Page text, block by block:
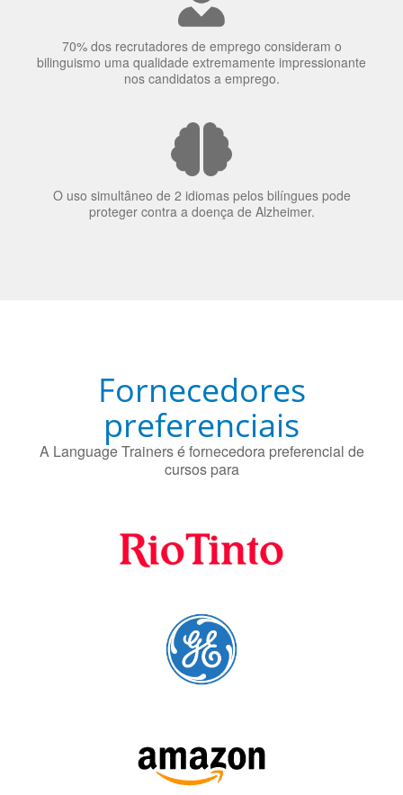
70% dos recrutadores de emprego consideram o
bilinguismo uma qualidade extremamente impressionante
nos candidatos a emprego.
O uso simultâneo de 2 idiomas pelos bilíngues pode
proteger contra a doença de Alzheimer.
Fornecedores
preferenciais
A Language Trainers é fornecedora preferencial de
cursos para